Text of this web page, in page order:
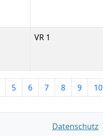
VR 1
5 6 7 8 9 10
Datenschutz